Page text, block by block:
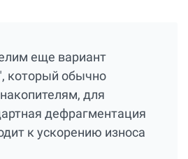
еще вариант
который обычно
для
дефрагментация
к ускорению износа